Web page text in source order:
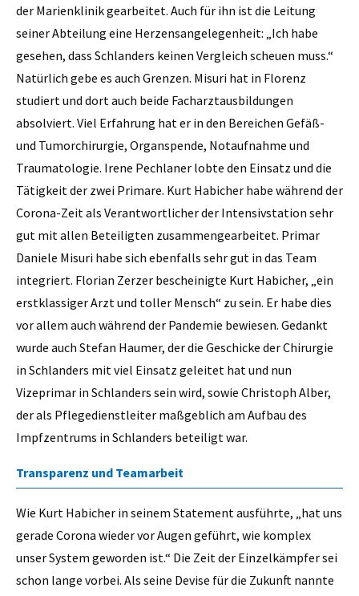
der Marienklinik gearbeitet. Auch für ihn ist die Leitung
seiner Abteilung eine Herzensangelegenheit: „Ich habe
gesehen, dass Schlanders keinen Vergleich scheuen muss.“
Natürlich gebe es auch Grenzen. Misuri hat in Florenz
studiert und dort auch beide Facharztausbildungen
absolviert. Viel Erfahrung hat er in den Bereichen Gefäß-
und Tumorchirurgie, Organspende, Notaufnahme und
Traumatologie. Irene Pechlaner lobte den Einsatz und die
Tätigkeit der zwei Primare. Kurt Habicher habe während der
Corona-Zeit als Verantwortlicher der Intensivstation sehr
gut mit allen Beteiligten zusammengearbeitet. Primar
Daniele Misuri habe sich ebenfalls sehr gut in das Team
integriert. Florian Zerzer bescheinigte Kurt Habicher, „ein
erstklassiger Arzt und toller Mensch“ zu sein. Er habe dies
vor allem auch während der Pandemie bewiesen. Gedankt
wurde auch Stefan Haumer, der die Geschicke der Chirurgie
in Schlanders mit viel Einsatz geleitet hat und nun
Vizeprimar in Schlanders sein wird, sowie Christoph Alber,
der als Pflegedienstleiter maßgeblich am Aufbau des
Impfzentrums in Schlanders beteiligt war.
Transparenz und Teamarbeit
Wie Kurt Habicher in seinem Statement ausführte, „hat uns
gerade Corona wieder vor Augen geführt, wie komplex
unser System geworden ist.“ Die Zeit der Einzelkämpfer sei
schon lange vorbei. Als seine Devise für die Zukunft nannte